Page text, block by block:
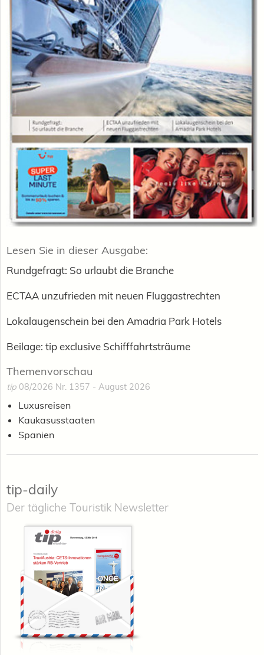
Lesen Sie in dieser Ausgabe:
Rundgefragt: So urlaubt die Branche
ECTAA unzufrieden mit neuen Fluggastrechten
Lokalaugenschein bei den Amadria Park Hotels
Beilage: tip exclusive Schifffahrtsträume
Themenvorschau
tip 08/2026 Nr. 1357 - August 2026
Luxusreisen
Kaukasusstaaten
Spanien
tip-daily
Der tägliche Touristik Newsletter